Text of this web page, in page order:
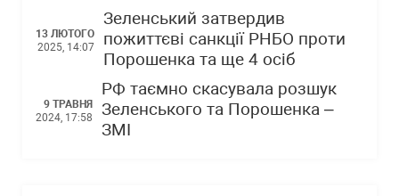
13 ЛЮТОГО
2025, 14:07
Зеленський затвердив
пожиттєві санкції РНБО проти
Порошенка та ще 4 осіб
9 ТРАВНЯ
2024, 17:58
РФ таємно скасувала розшук
Зеленського та Порошенка –
ЗМІ